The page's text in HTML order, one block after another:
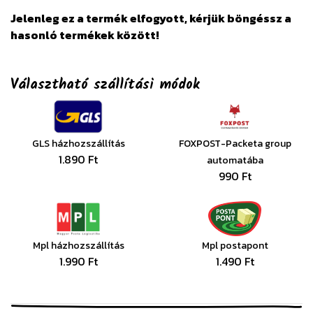
Jelenleg ez a termék elfogyott, kérjük böngéssz a
hasonló termékek között!
Választható szállítási módok
GLS házhozszállítás
1.890 Ft
FOXPOST-Packeta group
automatába
990 Ft
Mpl házhozszállítás
1.990 Ft
Mpl postapont
1.490 Ft